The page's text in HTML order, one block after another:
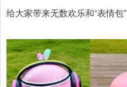
给大家带来无数欢乐和“表情包”